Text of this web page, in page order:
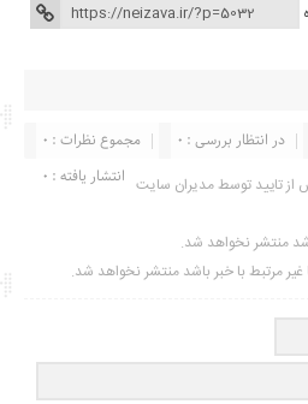
مجموع نظرات : 0
در انتظار بررسی : 0
انتشار یافته : ۰ تایید توسط مدیران سایت
منتشر نخواهد شد.
غیر مرتبط با خبر باشد منتشر نخواهد شد.